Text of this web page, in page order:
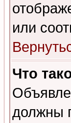
или
Что
должны